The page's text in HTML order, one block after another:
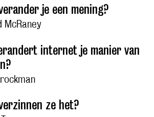
je een mening?
McRaney
internet je manier van
ze het?